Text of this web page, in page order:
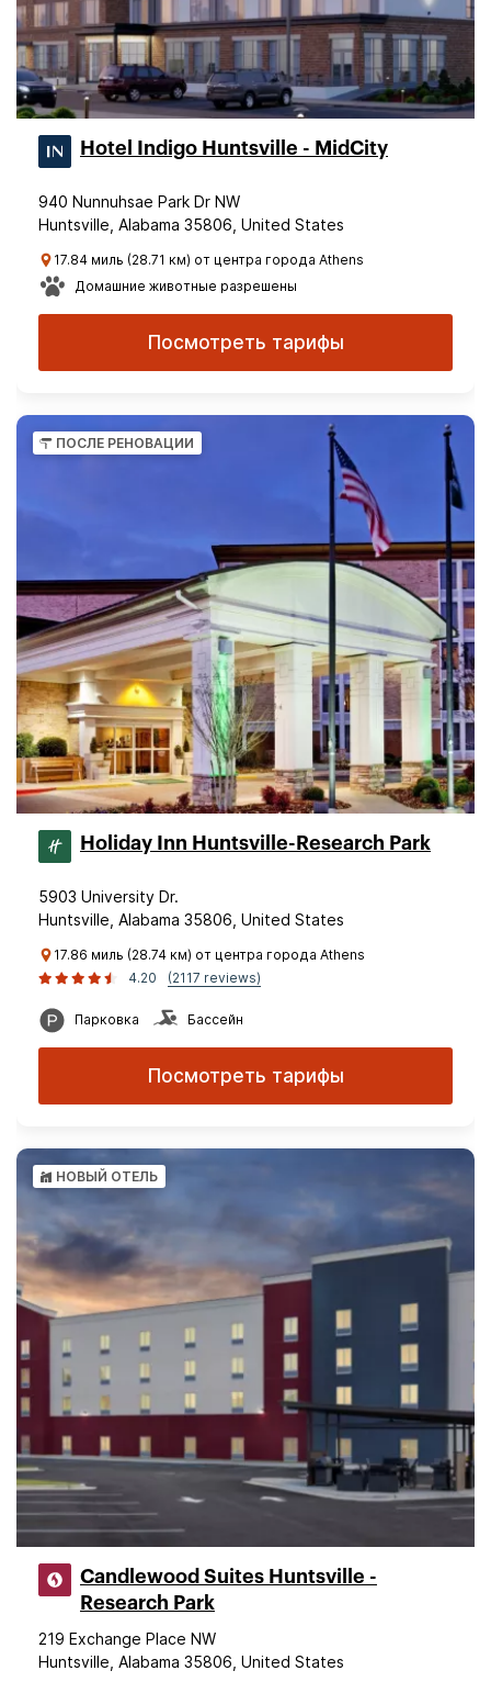
Hotel Indigo Huntsville - MidCity
940 Nunnuhsae Park Dr NW
Huntsville, Alabama 35806, United States
17.84 миль (28.71 км) от центра города Athens
Домашние животные разрешены
Посмотреть тарифы
ПОСЛЕ РЕНОВАЦИИ
Holiday Inn Huntsville-Research Park
5903 University Dr.
Huntsville, Alabama 35806, United States
17.86 миль (28.74 км) от центра города Athens
4.20
(2117 reviews)
Парковка Бассейн
Посмотреть тарифы
НОВЫЙ ОТЕЛЬ
Candlewood Suites Huntsville -
Research Park
219 Exchange Place NW
Huntsville, Alabama 35806, United States